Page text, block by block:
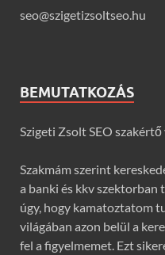
seo@szigetizsoltseo.hu
BEMUTATKOZÁS
Szigeti Zsolt SEO szakértő
Szakmám szerint
a banki és kkv
úgy, hogy kamatoztatom
világában azon belül a
fel a figyelmemet. Ezt